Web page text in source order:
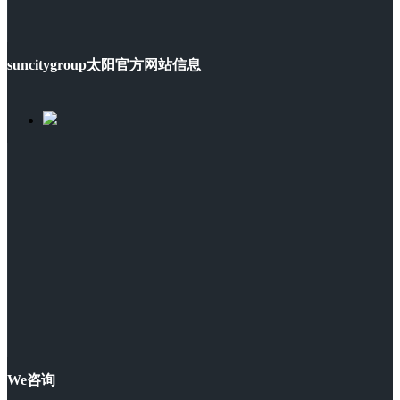
suncitygroup太阳官方网站信息
We咨询